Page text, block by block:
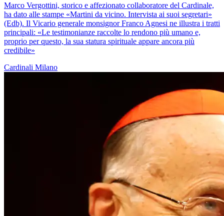
Marco Vergottini, storico e affezionato collaboratore del Cardinale,
ha dato alle stampe «Martini da vicino. Intervista ai suoi segretari»
(Edb). Il Vicario generale monsignor Franco Agnesi ne illustra i tratti
principali: «Le testimonianze raccolte lo rendono più umano e,
proprio per questo, la sua statura spirituale appare ancora più
credibile»
Cardinali Milano